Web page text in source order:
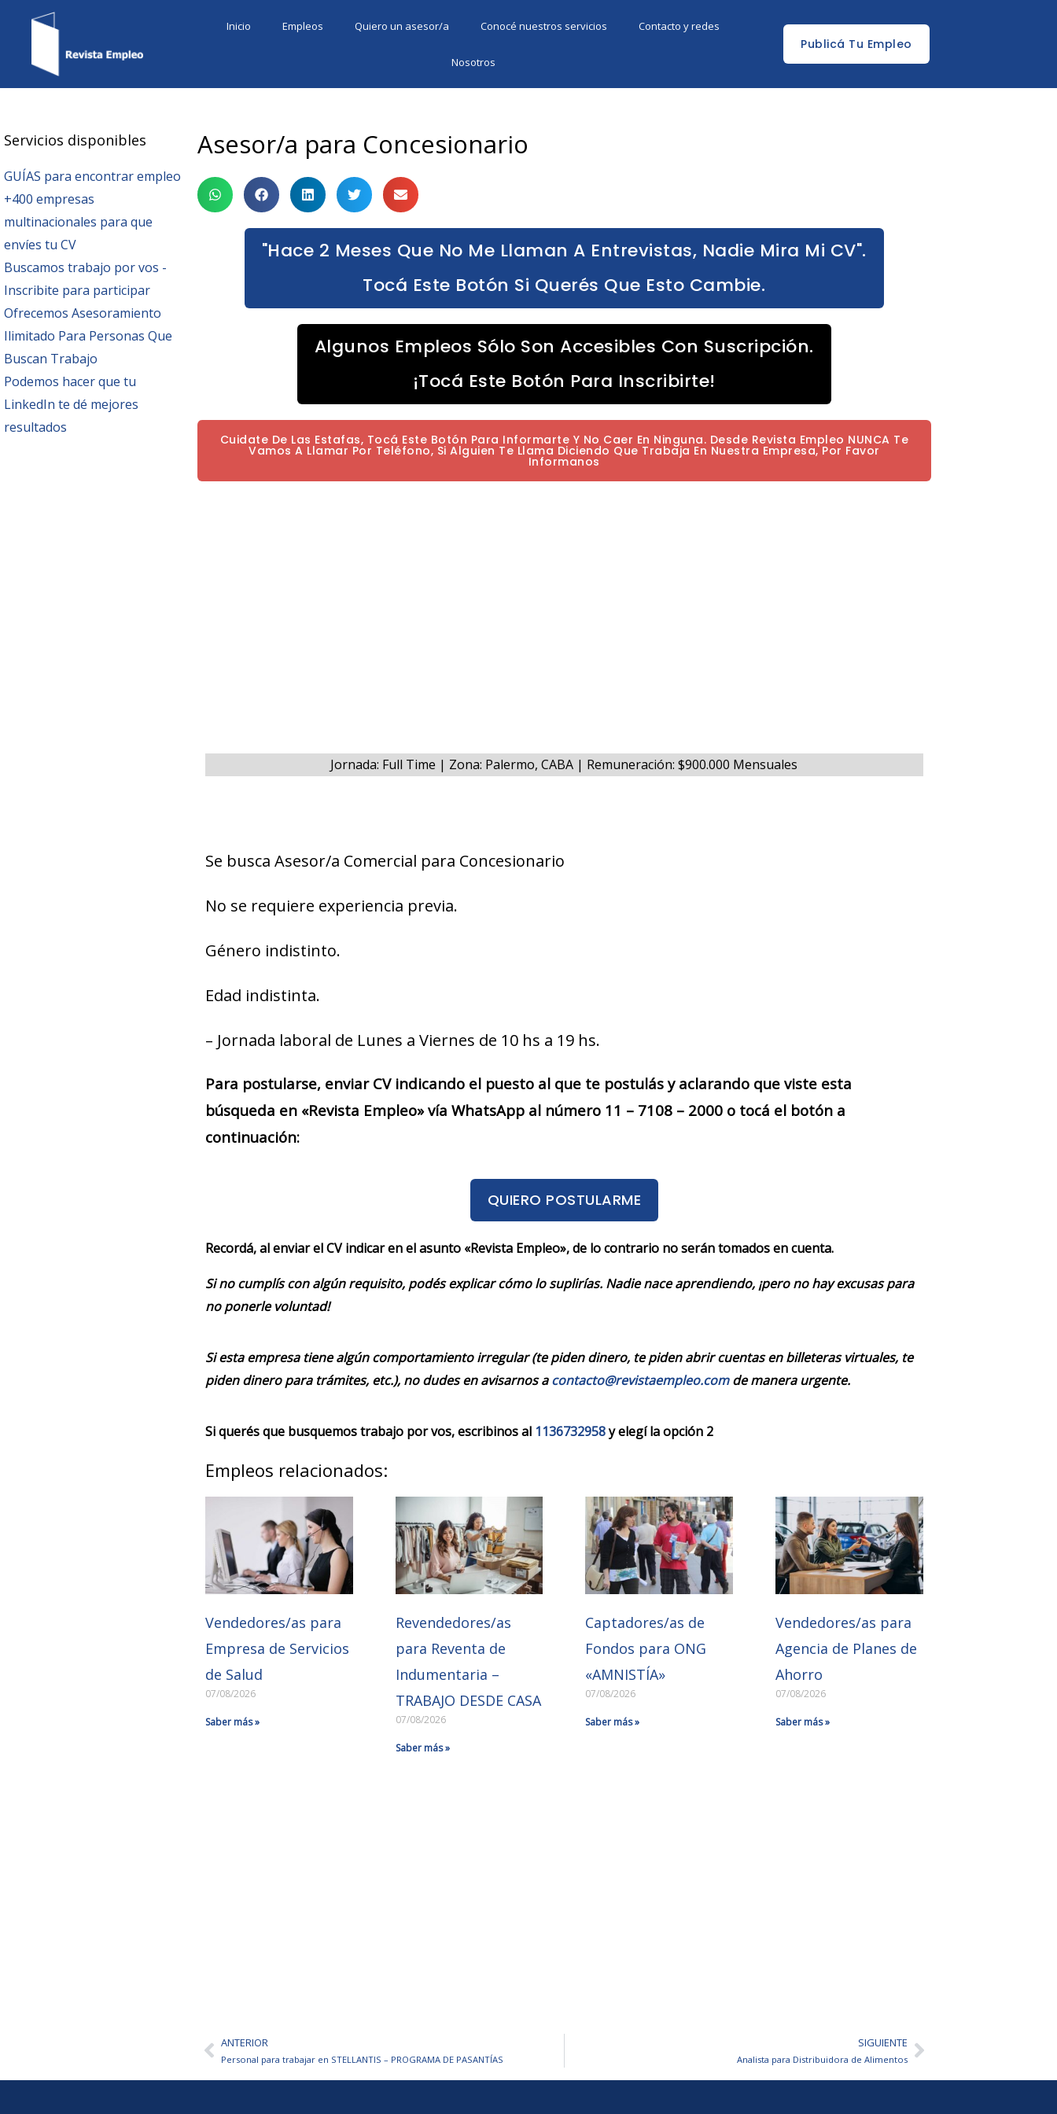
Inicio Empleos Quiero un asesor/a Conocé nuestros servicios Contacto y redes
Nosotros
Publicá Tu Empleo
Servicios disponibles
GUÍAS para encontrar empleo
+400 empresas
multinacionales para que
envíes tu CV
Buscamos trabajo por vos -
Inscribite para participar
Ofrecemos Asesoramiento
Ilimitado Para Personas Que
Buscan Trabajo
Podemos hacer que tu
LinkedIn te dé mejores
resultados
Asesor/a para Concesionario
"Hace 2 Meses Que No Me Llaman A Entrevistas, Nadie Mira Mi CV".
Tocá Este Botón Si Querés Que Esto Cambie.
Algunos Empleos Sólo Son Accesibles Con Suscripción.
¡Tocá Este Botón Para Inscribirte!
Cuidate De Las Estafas, Tocá Este Botón Para Informarte Y No Caer En Ninguna. Desde Revista Empleo NUNCA Te
Vamos A Llamar Por Teléfono, Si Alguien Te Llama Diciendo Que Trabaja En Nuestra Empresa, Por Favor
Informanos
Jornada: Full Time | Zona: Palermo, CABA | Remuneración: $900.000 Mensuales
Se busca Asesor/a Comercial para Concesionario
No se requiere experiencia previa.
Género indistinto.
Edad indistinta.
– Jornada laboral de Lunes a Viernes de 10 hs a 19 hs.
Para postularse, enviar CV indicando el puesto al que te postulás y aclarando que viste esta
búsqueda en «Revista Empleo» vía WhatsApp al número 11 – 7108 – 2000 o tocá el botón a
continuación:
QUIERO POSTULARME
Recordá, al enviar el CV indicar en el asunto «Revista Empleo», de lo contrario no serán tomados en cuenta.
Si no cumplís con algún requisito, podés explicar cómo lo suplirías. Nadie nace aprendiendo, ¡pero no hay excusas para
no ponerle voluntad!
Si esta empresa tiene algún comportamiento irregular (te piden dinero, te piden abrir cuentas en billeteras virtuales, te
piden dinero para trámites, etc.), no dudes en avisarnos acontacto@revistaempleo.comde manera urgente.
Si querés que busquemos trabajo por vos, escribinos al 1136732958y elegí la opción 2
Empleos relacionados:
Vendedores/as para
Empresa de Servicios
de Salud
07/08/2026
Saber más »
Revendedores/as
para Reventa de
Indumentaria –
TRABAJO DESDE CASA
07/08/2026
Saber más »
Captadores/as de
Fondos para ONG
«AMNISTÍA»
07/08/2026
Saber más »
Vendedores/as para
Agencia de Planes de
Ahorro
07/08/2026
Saber más »
AntANTERIOR
Personal para trabajar en STELLANTIS – PROGRAMA DE PASANTÍAS
SIGUIENTE
Analista para Distribuidora de AlimentosSiguiente